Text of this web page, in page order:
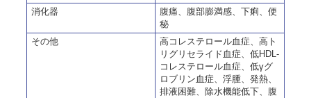
消化器
腹痛、腹部膨満感、下痢、便
秘
その他
高コレステロール血症、高ト
リグリセライド血症、低HDL-
コレステロール血症、低γグ
ロブリン血症、浮腫、発熱、
排液困難、除水機能低下、腹